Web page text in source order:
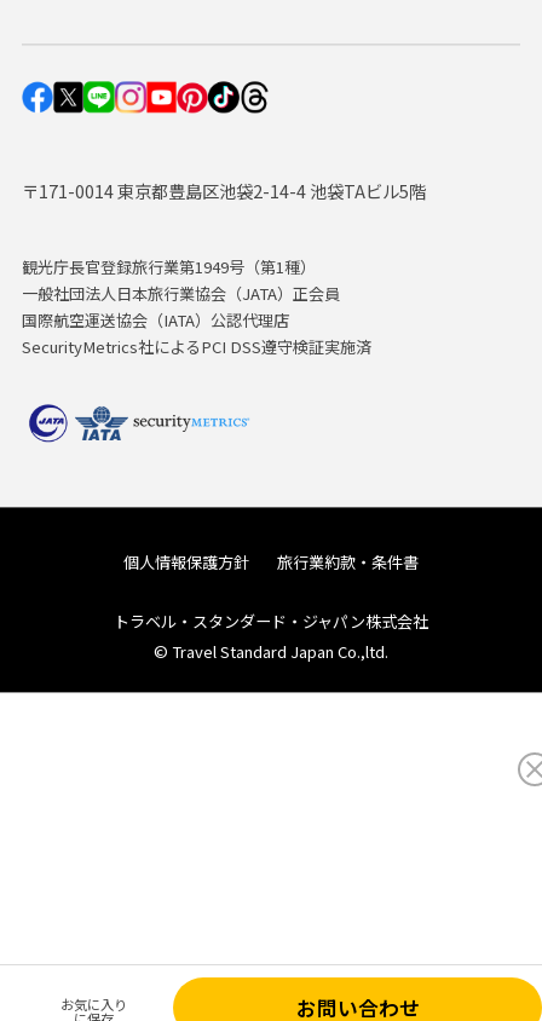
お気に入り お問い合わせ
〒171-0014 東京都豊島区池袋2-14-4 池袋TAビル5階
観光庁長官登録旅行業第1949号（第1種）
一般社団法人日本旅行業協会（JATA）正会員
国際航空運送協会（IATA）公認代理店
SecurityMetrics社によるPCI DSS遵守検証実施済
個人情報保護方針 旅行業約款・条件書
トラベル・スタンダード・ジャパン株式会社
© Travel Standard Japan Co.,ltd.